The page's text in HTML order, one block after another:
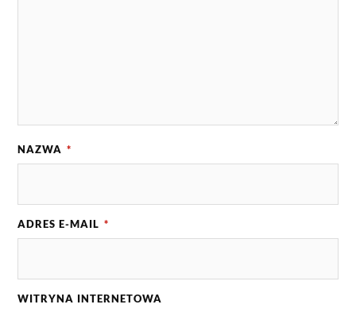
NAZWA *
ADRES E-MAIL *
WITRYNA INTERNETOWA